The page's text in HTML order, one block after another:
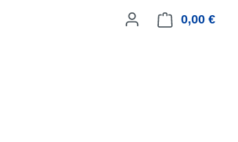
0,00 €